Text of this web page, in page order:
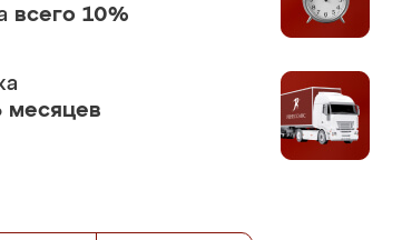
всего 10%
месяцев